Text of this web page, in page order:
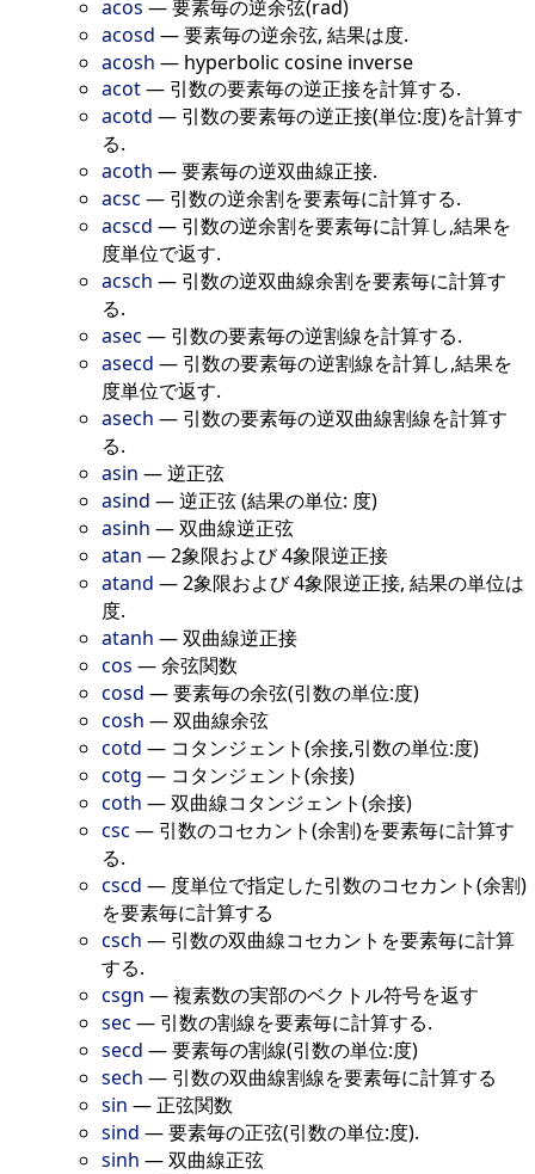
acos —要素毎の逆余弦(rad)
acosd —要素毎の逆余弦, 結果は度.
acosh — hyperbolic cosine inverse
acot— 引数の要素毎の逆正接を計算する.
acotd — 引数の要素毎の逆正接(単位:度)を計算す
る.
acoth —要素毎の逆双曲線正接.
acsc — 引数の逆余割を要素毎に計算する.
acscd — 引数の逆余割を要素毎に計算し,結果を
度単位で返す.
acsch — 引数の逆双曲線余割を要素毎に計算す
る.
asec — 引数の要素毎の逆割線を計算する.
asecd — 引数の要素毎の逆割線を計算し,結果を
度単位で返す.
asech — 引数の要素毎の逆双曲線割線を計算す
る.
asin —逆正弦
asind —逆正弦 (結果の単位: 度)
asinh —双曲線逆正弦
atan —2象限および 4象限逆正接
atand —2象限および 4象限逆正接, 結果の単位は
度.
atanh —双曲線逆正接
cos —余弦関数
cosd —要素毎の余弦(引数の単位:度)
cosh —双曲線余弦
cotd — コタンジェント(余接,引数の単位:度)
cotg — コタンジェント(余接)
coth —双曲線コタンジェント(余接)
csc — 引数のコセカント(余割)を要素毎に計算す
る.
cscd — 度単位で指定した引数のコセカント(余割)
を要素毎に計算する
csch — 引数の双曲線コセカントを要素毎に計算
する.
csgn —複素数の実部のベクトル符号を返す
sec — 引数の割線を要素毎に計算する.
secd —要素毎の割線(引数の単位:度)
sech — 引数の双曲線割線を要素毎に計算する
sin — 正弦関数
sind —要素毎の正弦(引数の単位:度).
sinh —双曲線正弦